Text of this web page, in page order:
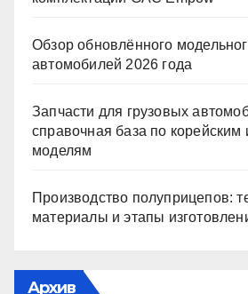
Обзор обновлённого
автомобилей 2026 года
Запчасти для грузовых
справочная база по корейским
моделям
Производство полуприцепов:
материалы и этапы
Архив